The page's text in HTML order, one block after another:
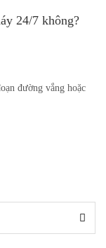
24/7 không?
đường vắng hoặc